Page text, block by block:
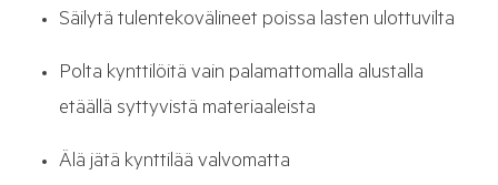
Säilytä tulentekovälineet poissa lasten ulottuvilta
Polta kynttilöitä vain palamattomalla alustalla
etäällä syttyvistä materiaaleista
Älä jätä kynttilää valvomatta